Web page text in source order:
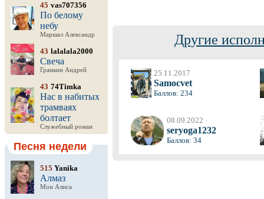
45 vas707356
По белому
небу
Маршал Александр
43 lalalala2000
Свеча
Гранкин Андрей
43 74Timka
Нас в набитых
трамваях
болтает
Служебный роман
Песня недели
515 Yanika
Алмаз
Мон Алиса
Другие
25.11.2017
Samocvet
Баллов: 234
08.09.2022
seryoga1232
Баллов: 34